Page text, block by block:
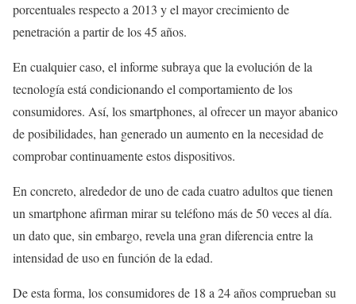
porcentuales respecto a 2013 y el mayor crecimiento de
penetración a partir de los 45 años.
En cualquier caso, el informe subraya que la evolución de la
tecnología está condicionando el comportamiento de los
consumidores. Así, los smartphones, al ofrecer un mayor abanico
de posibilidades, han generado un aumento en la necesidad de
comprobar continuamente estos dispositivos.
En concreto, alrededor de uno de cada cuatro adultos que tienen
un smartphone afirman mirar su teléfono más de 50 veces al día.
un dato que, sin embargo, revela una gran diferencia entre la
intensidad de uso en función de la edad.
De esta forma, los consumidores de 18 a 24 años comprueban su